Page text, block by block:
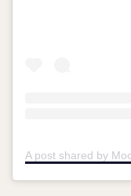
A post shared by